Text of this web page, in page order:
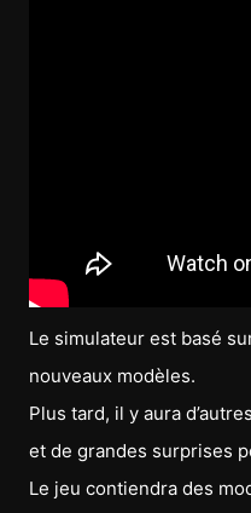
Le simulateur est basé
nouveaux modèles.
Plus tard, il y aura
et de grandes surprises
Le jeu contiendra des